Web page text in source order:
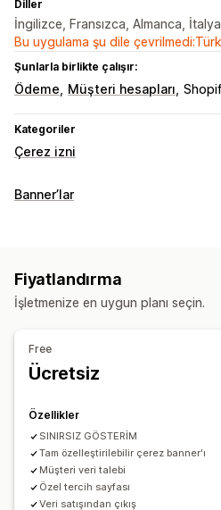
Diller
İngilizce, Fransızca, Almanca,
Bu uygulama şu dile
Şunlarla birlikte çalışır:
Ödeme Müşteri hesapları
Kategoriler
Çerez izni
Görüntüleme seçenekleri
Kullanıcı arabirimi olmayan destek
Erişilebilirlik uyumluluğu
İzin günlükleri
Düzenleme
APPI
CCPA CPRA CTDPA GDPR
UCPA VCDPA
Banner’lar
Özelleştirme
Analizler ve raporlama
Trafik raporları
Fiyatlandırma
İşletmenize en uygun planı seçin.
Free
Ücretsiz
Özellikler
SINIRSIZ GÖSTERİM
Tam özelleştirilebilir çerez banner'ı
Müşteri veri talebi
Özel tercih sayfası
Veri satışından çıkış